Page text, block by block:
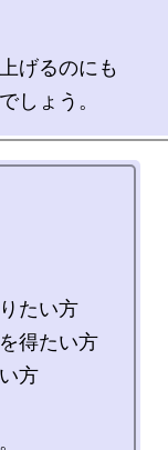
げるのにも
たい方
得たい方
方